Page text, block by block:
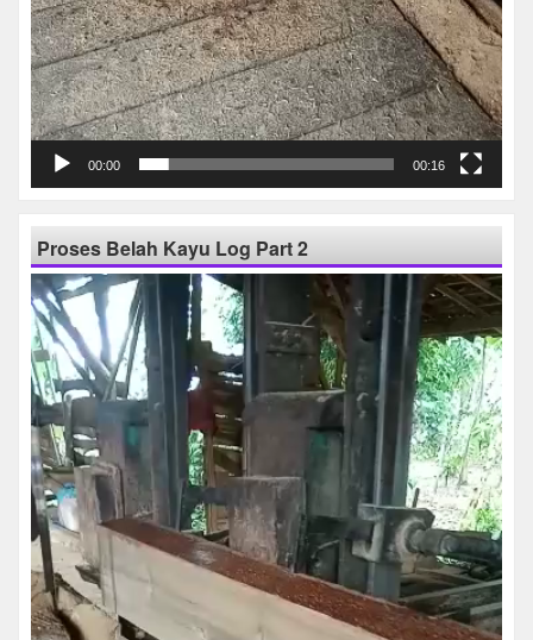
00:00 00:16
Proses Belah Kayu Log Part 2
Pemutar
Video